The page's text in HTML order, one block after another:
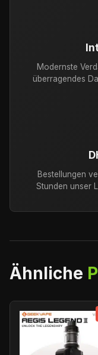
Modernste
überragendes
Bestellungen
Stunden unser
Ähnliche